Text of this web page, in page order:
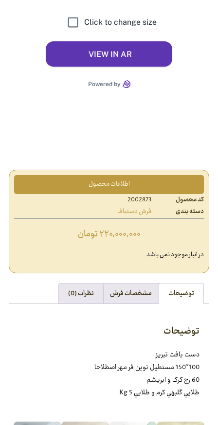
اطلاعات محصول
کد محصول
2002873
دسته بندی
فرش دستباف
۲۲۰,۰۰۰,۰۰۰تومان
در انبار موجود نمی باشد
توضیحات مشخصات فرش نظرات (0)
توضیحات
دست بافت تبريز
100*150 مستطيل نوين فر مهر اصطلاحا
60 رج کرک و ابريشم
طلايي گلبهي کرم و طلايي 5 Kg